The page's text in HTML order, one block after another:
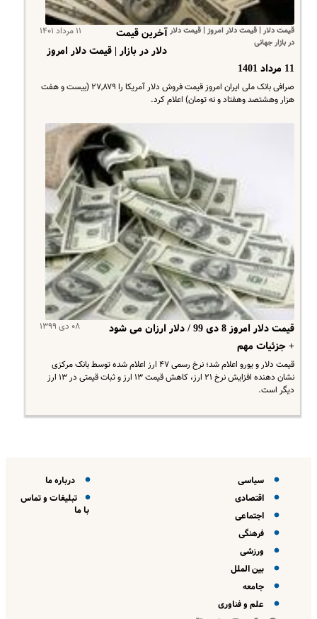
قیمت دلار | قیمت دلار امروز | قیمت دلار
در بازار جهانی
۱۱ مرداد ۱۴۰۱
آخرین قیمت
دلار در بازار | قیمت دلار امروز
11 مرداد 1401
صرافی بانک ملی ایران امروز قیمت فروش دلار آمریکا را ۲۷,۸۷۹ (بیست و هفت
هزار وهشتصد وهفتاد و نه تومان) اعلام کرد.
۰۸ دی ۱۳۹۹
قیمت دلار امروز 8 دی 99 / دلار ارزان می شود
+ جزئیات مهم
قیمت دلار و یورو اعلام شد؛ نرخ رسمی ۴۷ ارز اعلام شده توسط بانک مرکزی
نشان دهنده افزایش نرخ ۲۱ ارز، کاهش قیمت ۱۳ ارز و ثبات قیمتی در ۱۳ ارز
دیگر است.
سیاسی
اقتصادی
اجتماعی
فرهنگی
ورزشی
بین الملل
جامعه
علم و فناوری
درباره ما
تبلیغات و تماس
با ما